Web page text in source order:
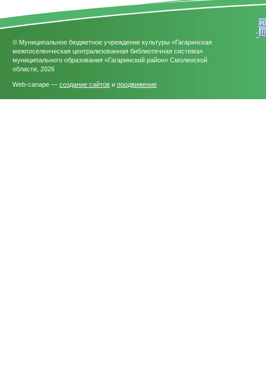
© Муниципальное бюджетное учреждение культуры «Гагаринская
межпоселенческая централизованная библиотечная система»
муниципального образования «Гагаринский район» Смоленской
области, 2026
Web-canape — создание сайтов и продвижение
'